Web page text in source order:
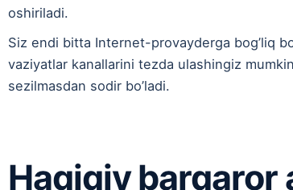
oshiriladi.
Siz endi bitta Internet-provayderga bog’liq
vaziyatlar kanallarini tezda ulashingiz
sezilmasdan sodir bo’ladi.
Haqiqiy barqaror